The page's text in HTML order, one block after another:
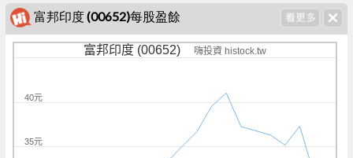
富邦印度 (00652)每股盈餘
富邦印度 (00652) 嗨投資 histock.tw
35元
40元